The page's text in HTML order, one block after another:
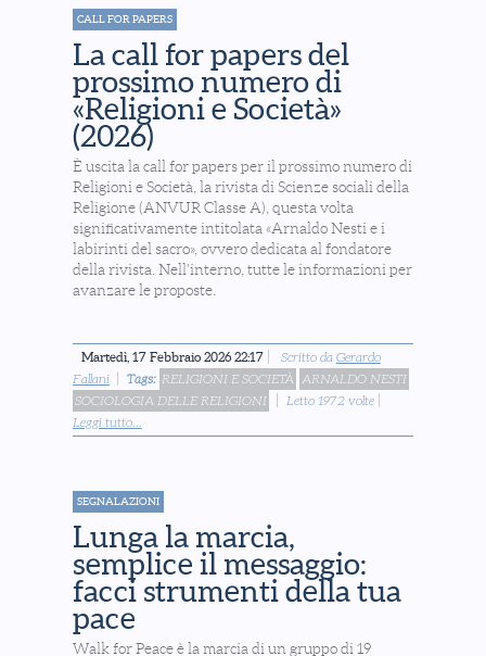
CALL FOR PAPERS
La call for papers del
prossimo numero di
«Religioni e Società»
(2026)
È uscita la call for papers per il prossimo numero di
Religioni e Società, la rivista di Scienze sociali della
Religione (ANVUR Classe A), questa volta
significativamente intitolata «Arnaldo Nesti e i
labirinti del sacro», ovvero dedicata al fondatore
della rivista. Nell'interno, tutte le informazioni per
avanzare le proposte.
Martedì, 17 Febbraio 2026 22:17 Scritto da Gerardo
Fallani
Tags: RELIGIONI E SOCIETÀ
ARNALDO NESTI
SOCIOLOGIA DELLE RELIGIONI
Letto 1972 volte
Leggi tutto...
SEGNALAZIONI
Lunga la marcia,
semplice il messaggio:
facci strumenti della tua
pace
Walk for Peace è la marcia di un gruppo di 19